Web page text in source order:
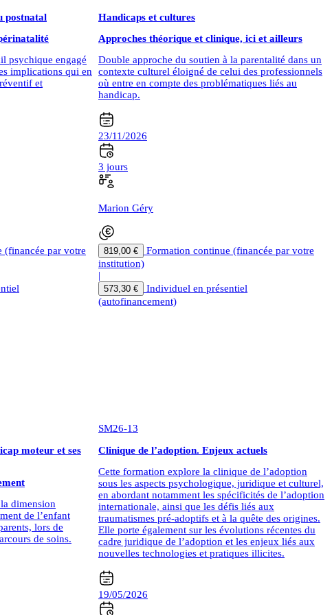
postnatal
psychique engagé
implications qui en
et
(financée par votre
Handicaps et cultures
Approches théorique et clinique, ici et ailleurs
Double approche du soutien à la parentalité dans un
contexte culturel éloigné de celui des professionnels
où entre en compte des problématiques liés au
handicap.
23/11/2026
3 jours
Marion Géry
819,00 €
Formation continue (financée par votre
institution)
|
573,30 €
Individuel en présentiel
(autofinancement)
moteur et ses
dimension
de l’enfant
lors de
de soins.
SM26-13
Clinique de l’adoption. Enjeux actuels
Cette formation explore la clinique de l’adoption
sous les aspects psychologique, juridique et culturel,
en abordant notamment les spécificités de l’adoption
internationale, ainsi que les défis liés aux
traumatismes pré-adoptifs et à la quête des origines.
Elle porte également sur les évolutions récentes du
cadre juridique de l’adoption et les enjeux liés aux
nouvelles technologies et pratiques illicites.
19/05/2026